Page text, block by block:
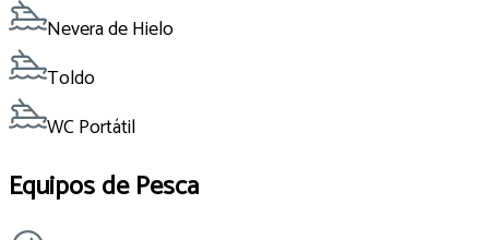
Nevera de Hielo
Toldo
WC Portátil
Equipos de Pesca